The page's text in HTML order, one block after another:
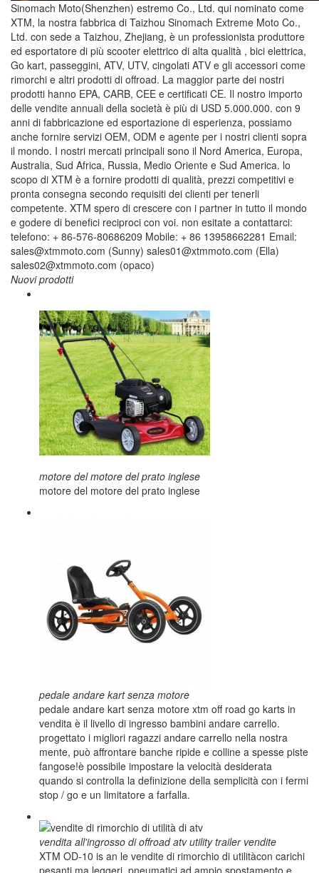
Sinomach Moto(Shenzhen) estremo Co., Ltd. qui nominato come
XTM, la nostra fabbrica di Taizhou Sinomach Extreme Moto Co.,
Ltd. con sede a Taizhou, Zhejiang, è un professionista produttore
ed esportatore di più scooter elettrico di alta qualità , bici elettrica,
Go kart, passeggini, ATV, UTV, cingolati ATV e gli accessori come
rimorchi e altri prodotti di offroad. La maggior parte dei nostri
prodotti hanno EPA, CARB, CEE e certificati CE. Il nostro importo
delle vendite annuali della società è più di USD 5.000.000. con 9
anni di fabbricazione ed esportazione di esperienza, possiamo
anche fornire servizi OEM, ODM e agente per i nostri clienti sopra
il mondo. I nostri mercati principali sono il Nord America, Europa,
Australia, Sud Africa, Russia, Medio Oriente e Sud America. lo
scopo di XTM è a fornire prodotti di qualità, prezzi competitivi e
pronta consegna secondo requisiti dei clienti per tenerli
competente. XTM spero di crescere con i partner in tutto il mondo
e godere di benefici reciproci con voi. non esitate a contattarci:
telefono: + 86-576-80686209 Mobile: + 86 13958662281 Email:
sales@xtmmoto.com (Sunny) sales01@xtmmoto.com (Ella)
sales02@xtmmoto.com (opaco)
Nuovi prodotti
motore del motore del prato inglese
motore del motore del prato inglese
pedale andare kart senza motore
pedale andare kart senza motore xtm off road go karts in
vendita è il livello di ingresso bambini andare carrello.
progettato i migliori ragazzi andare carrello nella nostra
mente, può affrontare banche ripide e colline a spesse piste
fangose!è possibile impostare la velocità desiderata
quando si controlla la definizione della semplicità con i fermi
stop / go e un limitatore a farfalla.
vendita all'ingrosso di offroad atv utility trailer vendite
XTM OD-10 is an le vendite di rimorchio di utilitàcon carichi